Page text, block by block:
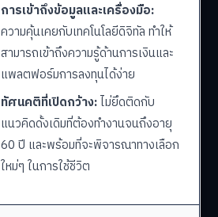
การเข้าถึงข้อมูลและเครื่องมือ:
ความคุ้นเคยกับเทคโนโลยีดิจิทัล ทำให้
สามารถเข้าถึงความรู้ด้านการเงินและ
แพลตฟอร์มการลงทุนได้ง่าย
ทัศนคติที่เปิดกว้าง:ไม่ยึดติดกับ
แนวคิดดั้งเดิมที่ต้องทำงานจนถึงอายุ
60 ปี และพร้อมที่จะพิจารณาทางเลือก
ใหม่ๆ ในการใช้ชีวิต